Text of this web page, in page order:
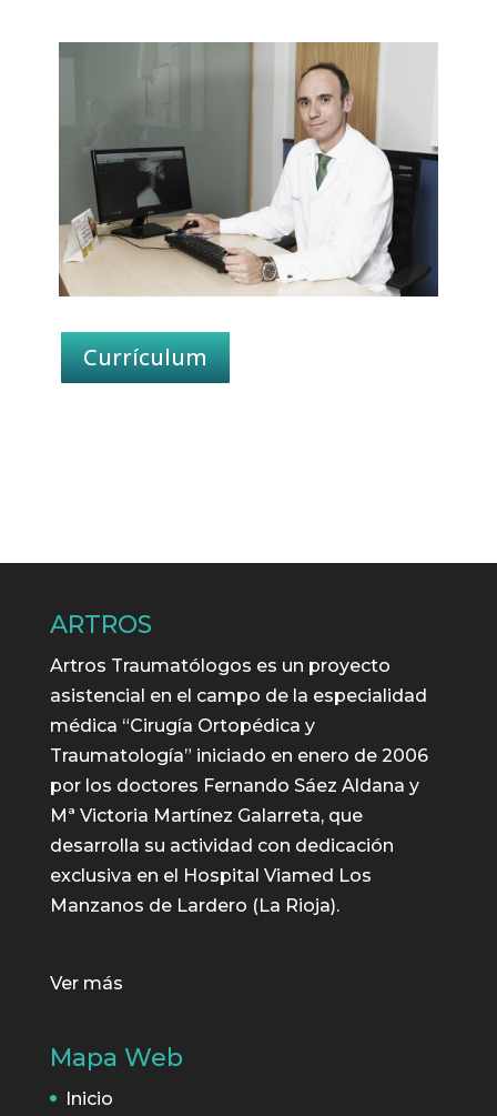
Currículum
ARTROS
Artros Traumatólogos es un proyecto
asistencial en el campo de la especialidad
médica “Cirugía Ortopédica y
Traumatología” iniciado en enero de 2006
por los doctores Fernando Sáez Aldana y
Mª Victoria Martínez Galarreta, que
desarrolla su actividad con dedicación
exclusiva en el Hospital Viamed Los
Manzanos de Lardero (La Rioja).
Ver más
Mapa Web
Inicio